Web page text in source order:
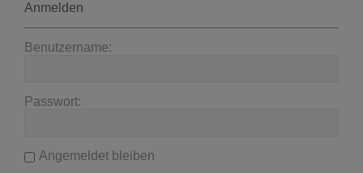
Anmelden
Benutzername:
Passwort:
Angemeldet bleiben